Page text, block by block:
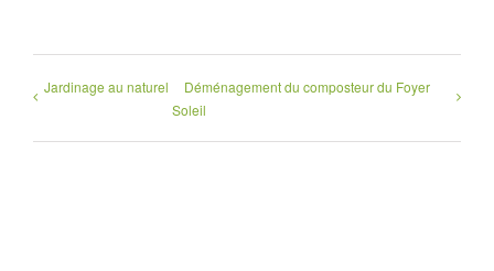
Jardinage au naturel
Déménagement du composteur du Foyer
Soleil